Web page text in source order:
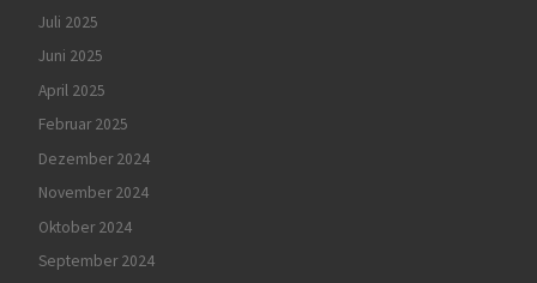
Juli 2025
Juni 2025
April 2025
Februar 2025
Dezember 2024
November 2024
Oktober 2024
September 2024